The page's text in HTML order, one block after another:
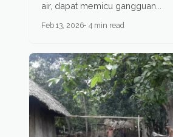
air, dapat memicu gangguan...
Feb 13, 2026 4 min read